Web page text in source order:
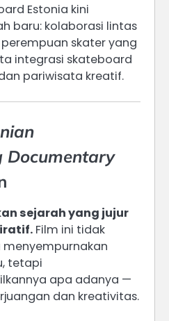
Estonia kini
baru: kolaborasi lintas
skater yang
integrasi skateboard
pariwisata kreatif.
Documentary
sejarah yang jujur
Film ini tidak
menyempurnakan
tetapi
apa adanya —
dan kreativitas.